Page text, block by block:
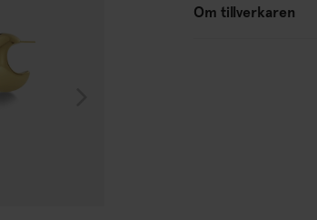
Om tillverkaren